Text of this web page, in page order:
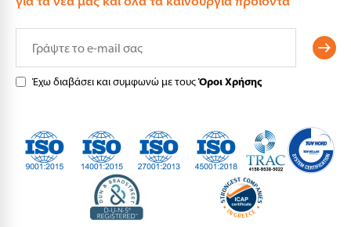
Έχω διαβάσει και συμφωνώ με τουςΌροι Χρήσης